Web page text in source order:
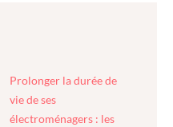
Prolonger la durée de
vie de ses
électroménagers : les